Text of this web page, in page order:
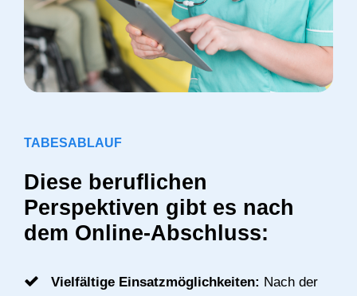
TABESABLAUF
Diese beruflichen
Perspektiven gibt es nach
dem Online-Abschluss:
Vielfältige Einsatzmöglichkeiten: Nach der